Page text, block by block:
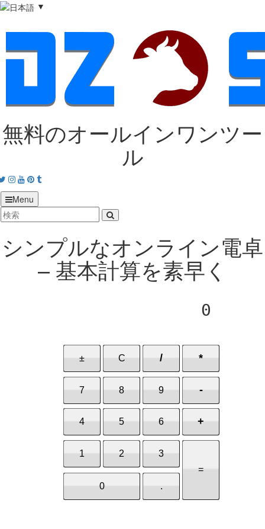
▼
無料のオールインワンツー
ル
Twitter
Instagram
Youtube
Pinterest
tumblr
Menu
シンプルなオンライン電卓
– 基本計算を素早く